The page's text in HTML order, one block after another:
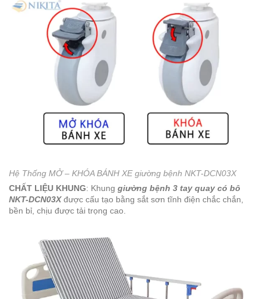
Hệ Thống MỞ – KHÓA BÁNH XE giường bệnh NKT-DCN03X
CHẤT LIỆU KHUNG: Khung giường bệnh 3 tay quay có bô
NKT-DCN03Xđược cấu tạo bằng sắt sơn tĩnh điện chắc chắn,
bền bỉ, chịu được tải trọng cao.